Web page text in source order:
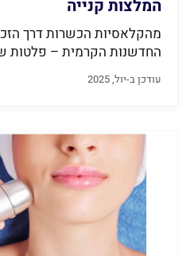
המלצות קנייה
מהקלאסיות הכשרות דרך
החדשנות הקרמית – פלטות
עודכן ב-יול, 2025